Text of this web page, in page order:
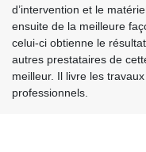
d’intervention et le
ensuite de la meilleure
celui-ci obtienne le
autres prestataires de
meilleur. Il livre les
professionnels.